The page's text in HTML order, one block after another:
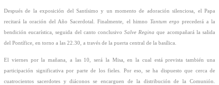
Después de la exposición del Santísimo y un momento de adoración silenciosa, el Papa
recitará la oración del Año Sacerdotal. Finalmente, el himno Tantum ergo precederá a la
bendición eucarística, seguida del canto conclusivoSalve Regina que acompañará la salida
del Pontífice, en torno a las 22.30, a través de la puerta central de la basílica.
El viernes por la mañana, a las 10, será la Misa, en la cual está prevista también una
participación significativa por parte de los fieles. Por eso, se ha dispuesto que cerca de
cuatrocientos sacerdotes y diáconos se encarguen de la distribución de la Comunión.